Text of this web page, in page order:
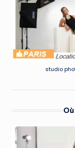
studio